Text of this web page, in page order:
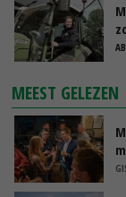
MEEST GELEZEN